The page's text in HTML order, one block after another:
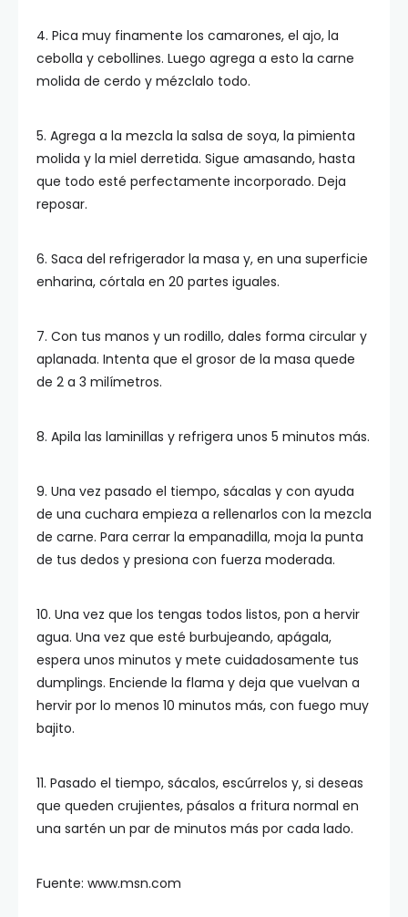
4. Pica muy finamente los camarones, el ajo, la
cebolla y cebollines. Luego agrega a esto la carne
molida de cerdo y mézclalo todo.
5. Agrega a la mezcla la salsa de soya, la pimienta
molida y la miel derretida. Sigue amasando, hasta
que todo esté perfectamente incorporado. Deja
reposar.
6. Saca del refrigerador la masa y, en una superficie
enharina, córtala en 20 partes iguales.
7. Con tus manos y un rodillo, dales forma circular y
aplanada. Intenta que el grosor de la masa quede
de 2 a 3 milímetros.
8. Apila las laminillas y refrigera unos 5 minutos más.
9. Una vez pasado el tiempo, sácalas y con ayuda
de una cuchara empieza a rellenarlos con la mezcla
de carne. Para cerrar la empanadilla, moja la punta
de tus dedos y presiona con fuerza moderada.
10. Una vez que los tengas todos listos, pon a hervir
agua. Una vez que esté burbujeando, apágala,
espera unos minutos y mete cuidadosamente tus
dumplings. Enciende la flama y deja que vuelvan a
hervir por lo menos 10 minutos más, con fuego muy
bajito.
11. Pasado el tiempo, sácalos, escúrrelos y, si deseas
que queden crujientes, pásalos a fritura normal en
una sartén un par de minutos más por cada lado.
Fuente: www.msn.com